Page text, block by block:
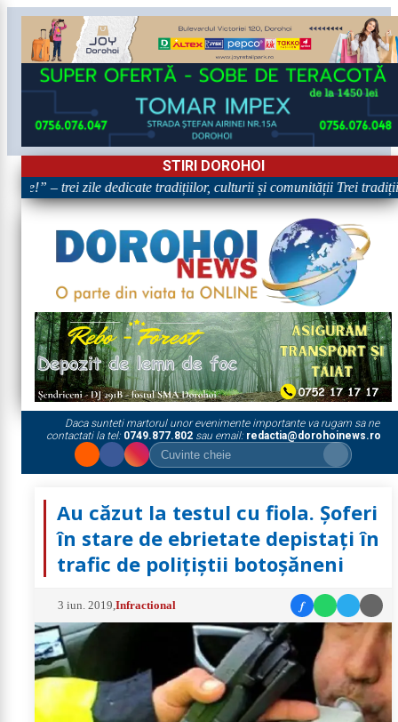
STIRI DOROHOI
– trei zile dedicate tradițiilor, culturii și comunității Trei tradiții.
Daca sunteti martorul unor evenimente importante va rugam sa ne
contactati la tel: 0749.877.802sau email: redactia@dorohoinews.ro
Au căzut la testul cu fiola. Șoferi
în stare de ebrietate depistați în
trafic de polițiștii botoșăneni
3 iun. 2019 ,Infractional f